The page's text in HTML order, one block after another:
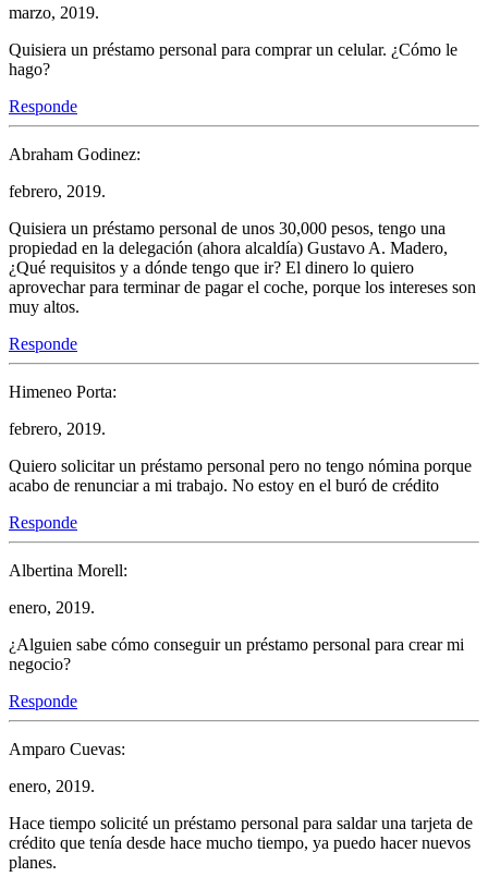
marzo, 2019.
Quisiera un préstamo personal para comprar un celular. ¿Cómo le
hago?
Responde
Abraham Godinez:
febrero, 2019.
Quisiera un préstamo personal de unos 30,000 pesos, tengo una
propiedad en la delegación (ahora alcaldía) Gustavo A. Madero,
¿Qué requisitos y a dónde tengo que ir? El dinero lo quiero
aprovechar para terminar de pagar el coche, porque los intereses son
muy altos.
Responde
Himeneo Porta:
febrero, 2019.
Quiero solicitar un préstamo personal pero no tengo nómina porque
acabo de renunciar a mi trabajo. No estoy en el buró de crédito
Responde
Albertina Morell:
enero, 2019.
¿Alguien sabe cómo conseguir un préstamo personal para crear mi
negocio?
Responde
Amparo Cuevas:
enero, 2019.
Hace tiempo solicité un préstamo personal para saldar una tarjeta de
crédito que tenía desde hace mucho tiempo, ya puedo hacer nuevos
planes.